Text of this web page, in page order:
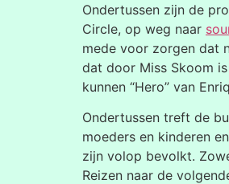
Ondertussen zijn de
Circle, op weg naar
mede voor zorgen dat
dat door Miss Skoom
kunnen “Hero” van
Ondertussen treft de
moeders en kinderen
zijn volop bevolkt.
Reizen naar de